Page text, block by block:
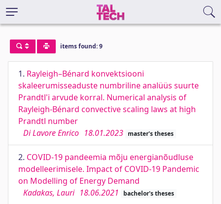
items found: 9
1. Rayleigh–Bénard konvektsiooni
skaleerumisseaduste numbriline analüüs suurte
Prandtl'i arvude korral. Numerical analysis of
Rayleigh-Bénard convective scaling laws at high
Prandtl number
Di Lavore Enrico 18.01.2023 master's theses
2. COVID-19 pandeemia mõju energianõudluse
modelleerimisele. Impact of COVID-19 Pandemic
on Modelling of Energy Demand
Kadakas, Lauri 18.06.2021 bachelor's theses